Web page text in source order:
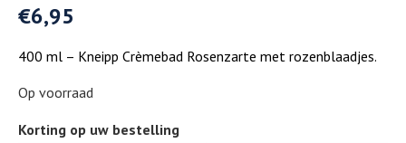
€6,95
400 ml – Kneipp Crèmebad Rosenzarte met rozenblaadjes.
Op voorraad
Korting op uw bestelling